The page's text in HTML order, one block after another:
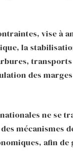
vise à
la
des
ne se
mécanismes
afin